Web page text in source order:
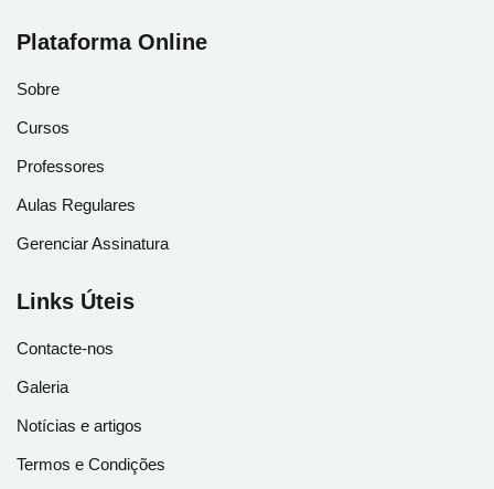
Plataforma Online
Sobre
Cursos
Professores
Aulas Regulares
Gerenciar Assinatura
Links Úteis
Contacte-nos
Galeria
Notícias e artigos
Termos e Condições